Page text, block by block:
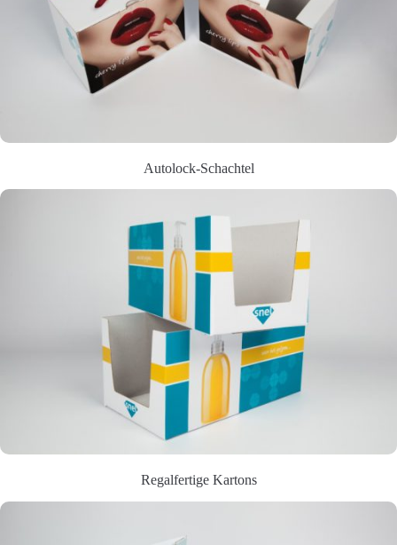
Autolock-Schachtel
Regalfertige Kartons